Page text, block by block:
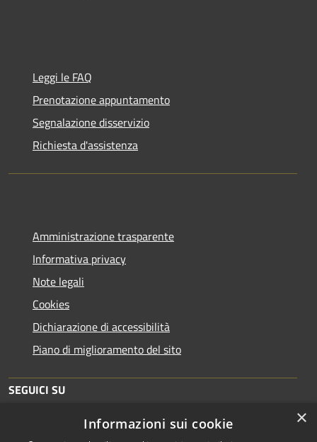
Leggi le FAQ
Prenotazione appuntamento
Segnalazione disservizio
Richiesta d'assistenza
Amministrazione trasparente
Informativa privacy
Note legali
Cookies
Dichiarazione di accessibilità
Piano di miglioramento del sito
SEGUICI SU
InstagramWhatsapp ×
Informazioni sui cookie